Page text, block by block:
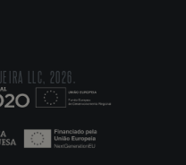
LLC, 2026.